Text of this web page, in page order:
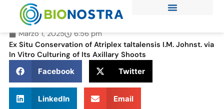
Marzo 1, 2025
6:56 pm
Ex Situ Conservation of Atriplex taltalensis I.M. Johnst. via
In Vitro Culturing of Its Axillary Shoots
Facebook
Twitter
LinkedIn Email